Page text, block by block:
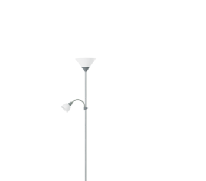
QUICK VIEW